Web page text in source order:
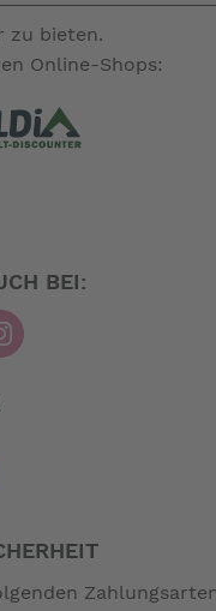
--
zu bieten.
Online-Shops:
BEI: